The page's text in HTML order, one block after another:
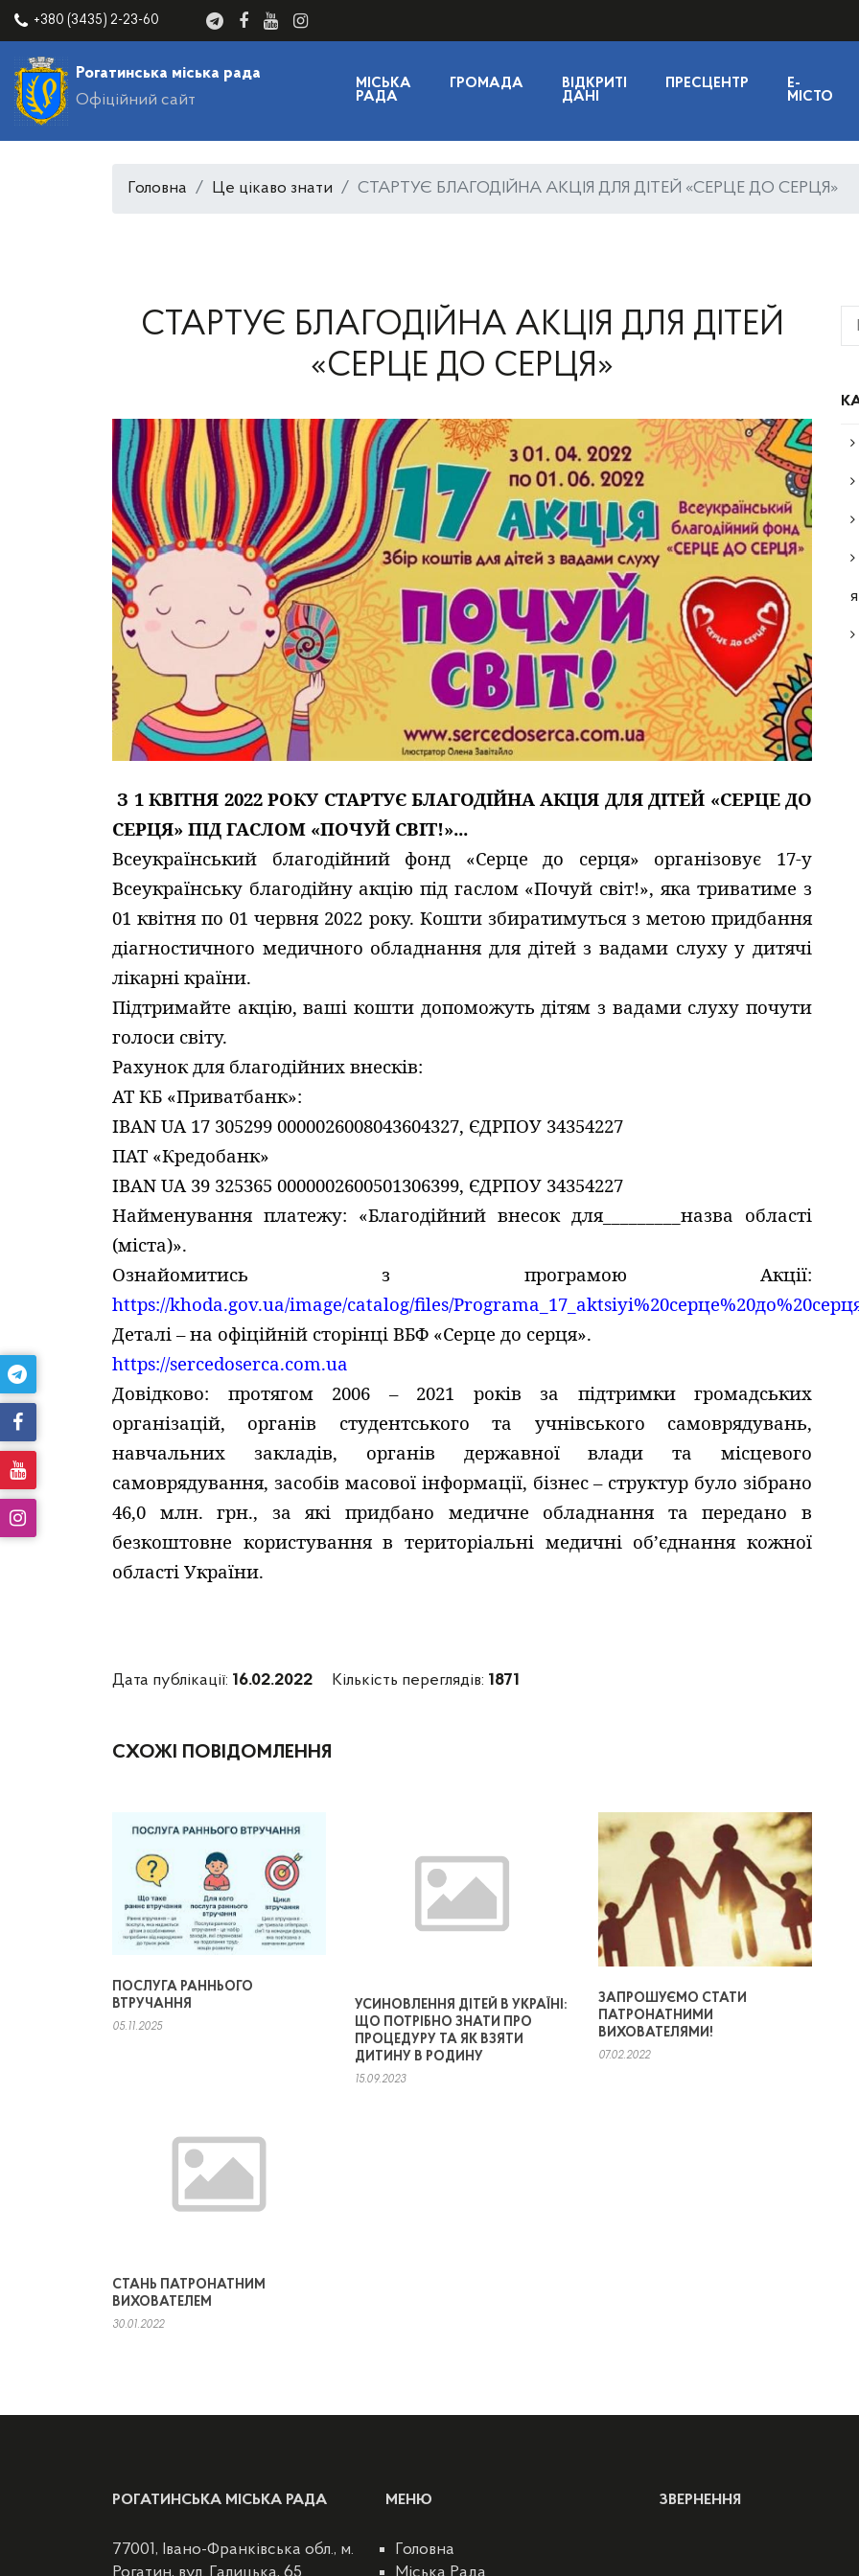
+380 (3435) 2-23-60
Рогатинська міська рада
Офіційний сайт
МІСЬКА
РАДА
ГРОМАДА
ВІДКРИТІ
ДАНІ
ПРЕСЦЕНТР
E-
МІСТО
Головна Це цікаво знати СТАРТУЄ БЛАГОДІЙНА АКЦІЯ ДЛЯ ДІТЕЙ «СЕРЦЕ ДО СЕРЦЯ»
СТАРТУЄ БЛАГОДІЙНА АКЦІЯ ДЛЯ ДІТЕЙ
«СЕРЦЕ ДО СЕРЦЯ»
З 1 КВІТНЯ 2022 РОКУ СТАРТУЄ БЛАГОДІЙНА АКЦІЯ ДЛЯ ДІТЕЙ «СЕРЦЕ ДО
СЕРЦЯ» ПІД ГАСЛОМ «ПОЧУЙ СВІТ!»...
Всеукраїнський благодійний фонд «Серце до серця» організовує 17-у
Всеукраїнську благодійну акцію під гаслом «Почуй світ!», яка триватиме з
01 квітня по 01 червня 2022 року. Кошти збиратимуться з метою придбання
діагностичного медичного обладнання для дітей з вадами слуху у дитячі
лікарні країни.
Підтримайте акцію, ваші кошти допоможуть дітям з вадами слуху почути
голоси світу.
Рахунок для благодійних внесків:
АТ КБ «Приватбанк»:
IBAN UA 17 305299 0000026008043604327, ЄДРПОУ 34354227
ПАТ «Кредобанк»
IBAN UA 39 325365 0000002600501306399, ЄДРПОУ 34354227
Найменування платежу: «Благодійний внесок для_________назва області
(міста)».
Ознайомитись з програмою Акції:
https://khoda.gov.ua/image/catalog/files/
Деталі – на офіційній сторінці ВБФ «Серце до серця».
https://sercedoserca.com.ua
Довідково: протягом 2006 – 2021 років за підтримки громадських
організацій, органів студентського та учнівського самоврядувань,
навчальних закладів, органів державної влади та місцевого
самоврядування, засобів масової інформації, бізнес – структур було зібрано
46,0 млн. грн., за які придбано медичне обладнання та передано в
безкоштовне користування в територіальні медичні об’єднання кожної
області України.
Дата публікації: 16.02.2022 Кількість переглядів: 1871
СХОЖІ ПОВІДОМЛЕННЯ
ПОСЛУГА РАННЬОГО
ВТРУЧАННЯ
05.11.2025
УСИНОВЛЕННЯ ДІТЕЙ В УКРАЇНІ:
ЩО ПОТРІБНО ЗНАТИ ПРО
ПРОЦЕДУРУ ТА ЯК ВЗЯТИ
ДИТИНУ В РОДИНУ
15.09.2023
ЗАПРОШУЄМО СТАТИ
ПАТРОНАТНИМИ
ВИХОВАТЕЛЯМИ!
07.02.2022
СТАНЬ ПАТРОНАТНИМ
ВИХОВАТЕЛЕМ
30.01.2022
РОГАТИНСЬКА МІСЬКА РАДА
77001, Івано-Франківська обл., м.
МЕНЮ
Головна
ЗВЕРНЕННЯ